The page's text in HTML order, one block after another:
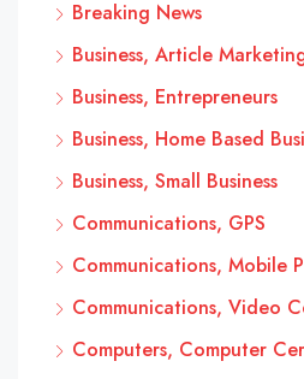
Breaking News
Business, Article
Business, Entrepreneurs
Business, Home Based
Business, Small Business
Communications, GPS
Communications, Mobile
Communications, Video
Computers, Computer